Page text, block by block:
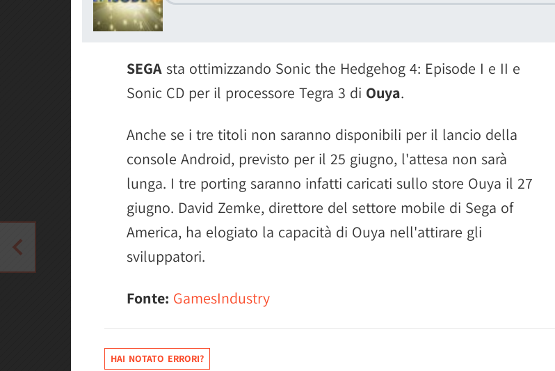
SEGA sta ottimizzando Sonic the Hedgehog 4: Episode I e II e
Sonic CD per il processore Tegra 3 di Ouya.
Anche se i tre titoli non saranno disponibili per il lancio della
console Android, previsto per il 25 giugno, l'attesa non sarà
lunga. I tre porting saranno infatti caricati sullo store Ouya il 27
giugno. David Zemke, direttore del settore mobile di Sega of
America, ha elogiato la capacità di Ouya nell'attirare gli
sviluppatori.
Fonte: GamesIndustry
HAI NOTATO ERRORI?